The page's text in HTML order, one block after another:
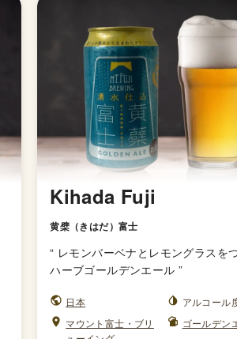
Kihada Fuji
黄檗（きはだ）富士
“ レモンバーベナとレモングラスを
ハーブゴールデンエール ”
日本
アルコール
マウント富士・ブリ
ゴールデン